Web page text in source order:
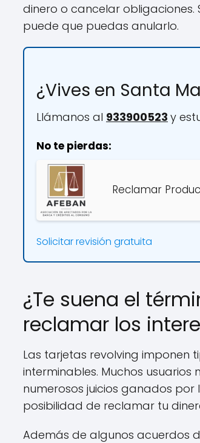
dinero o cancelar
puede que puedas anularlo.
¿Vives en Santa
Llámanos al 933900523 y
No te pierdas:
Reclamar
Solicitar revisión gratuita
¿Te suena el
reclamar los
Las tarjetas revolving imponen
interminables. Muchos
numerosos juicios ganados
posibilidad de reclamar tu
Además de algunos acuerdos